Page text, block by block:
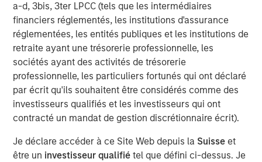
a-d, 3bis, 3ter LPCC (tels que les intermédiaires
financiers réglementés, les institutions d'assurance
réglementées, les entités publiques et les institutions de
retraite ayant une trésorerie professionnelle, les
sociétés ayant des activités de trésorerie
professionnelle, les particuliers fortunés qui ont déclaré
par écrit qu'ils souhaitent être considérés comme des
investisseurs qualifiés et les investisseurs qui ont
contracté un mandat de gestion discrétionnaire écrit).
Je déclare accéder à ce Site Web depuis la Suisse et
être un investisseur qualifiétel que défini ci-dessus. Je
Idées liées
CONSILIENT OBSERVER
The Wisdom of Crowds in Markets: Crowd
Behavior in Prediction, Betting, and Stock
Markets
ARTICLE
AI in Active Fund Management: The State of
Adoption in 2026